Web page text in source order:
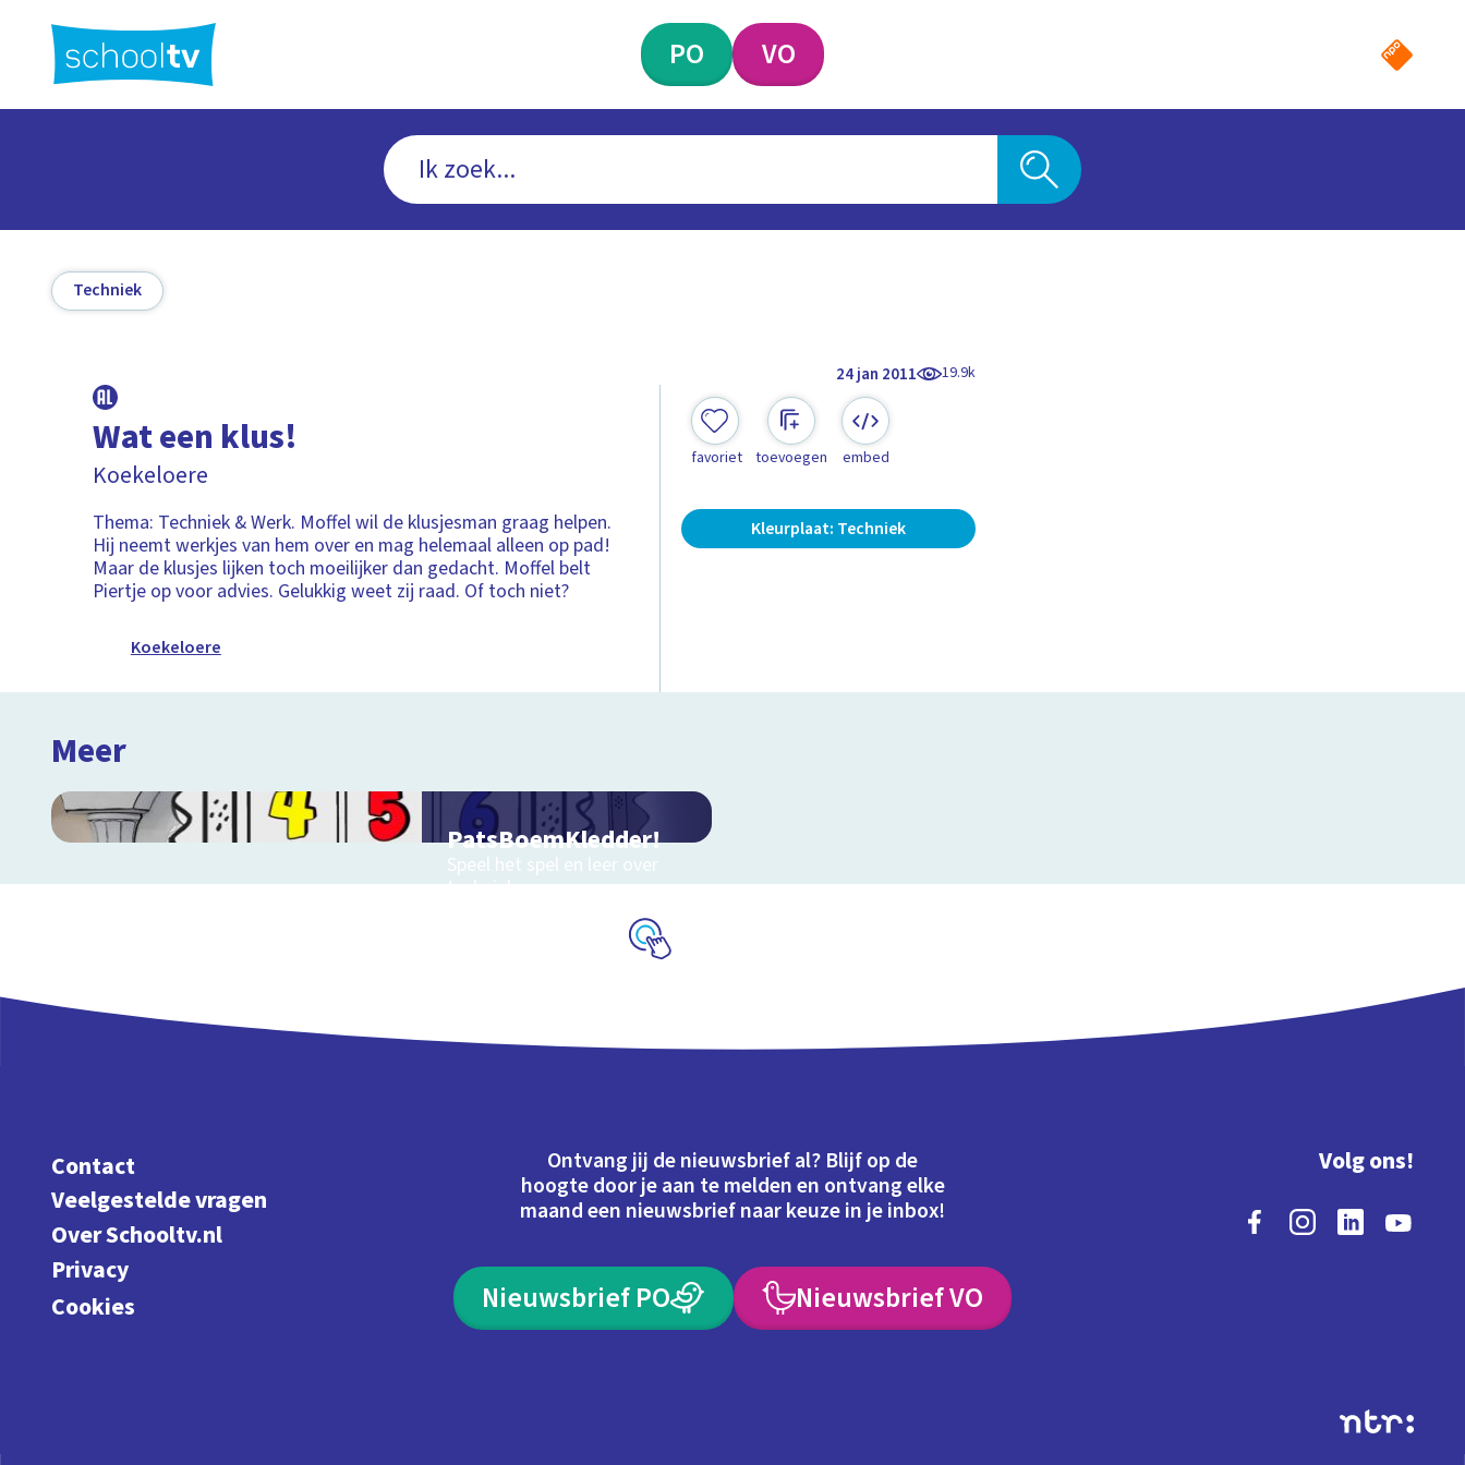
hoofdinhoud
PO VO
Techniek
24 jan 2011 19.9k
Wat een klus!
Koekeloere
Thema: Techniek & Werk. Moffel wil de klusjesman graag helpen.
Hij neemt werkjes van hem over en mag helemaal alleen op pad!
Maar de klusjes lijken toch moeilijker dan gedacht. Moffel belt
Piertje op voor advies. Gelukkig weet zij raad. Of toch niet?
Koekeloere
favoriet toevoegen embed
Kleurplaat: Techniek
Meer
PatsBoemKledder!
Speel het spel en leer over
techniek
Contact
Veelgestelde vragen
Over Schooltv.nl
Privacy
Cookies
Ontvang jij de nieuwsbrief al? Blijf op de
hoogte door je aan te melden en ontvang elke
maand een nieuwsbrief naar keuze in je inbox!
Nieuwsbrief PO Nieuwsbrief VO
Volg ons!